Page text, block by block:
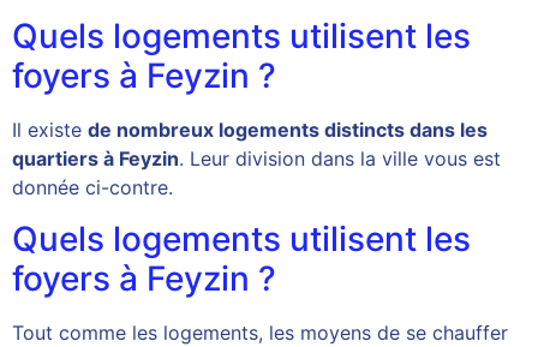
Quels logements utilisent les
foyers à Feyzin ?
Il existe de nombreux logements distincts dans les
quartiers à Feyzin. Leur division dans la ville vous est
donnée ci-contre.
Quels logements utilisent les
foyers à Feyzin ?
Tout comme les logements, les moyens de se chauffer